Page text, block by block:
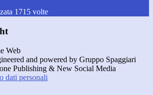
1715 volte
and powered by Gruppo Spaggiari
Publishing & New Social Media
dati personali